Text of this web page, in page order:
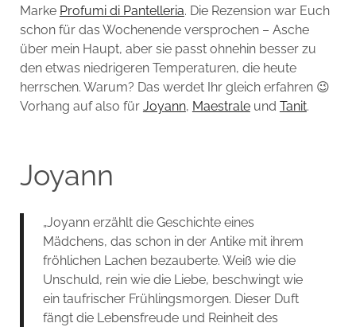
Marke Profumi di Pantelleria. Die Rezension war Euch
schon für das Wochenende versprochen – Asche
über mein Haupt, aber sie passt ohnehin besser zu
den etwas niedrigeren Temperaturen, die heute
herrschen. Warum? Das werdet Ihr gleich erfahren 😉
Vorhang auf also für Joyann, Maestraleund Tanit.
Joyann
„Joyann erzählt die Geschichte eines
Mädchens, das schon in der Antike mit ihrem
fröhlichen Lachen bezauberte. Weiß wie die
Unschuld, rein wie die Liebe, beschwingt wie
ein taufrischer Frühlingsmorgen. Dieser Duft
fängt die Lebensfreude und Reinheit des